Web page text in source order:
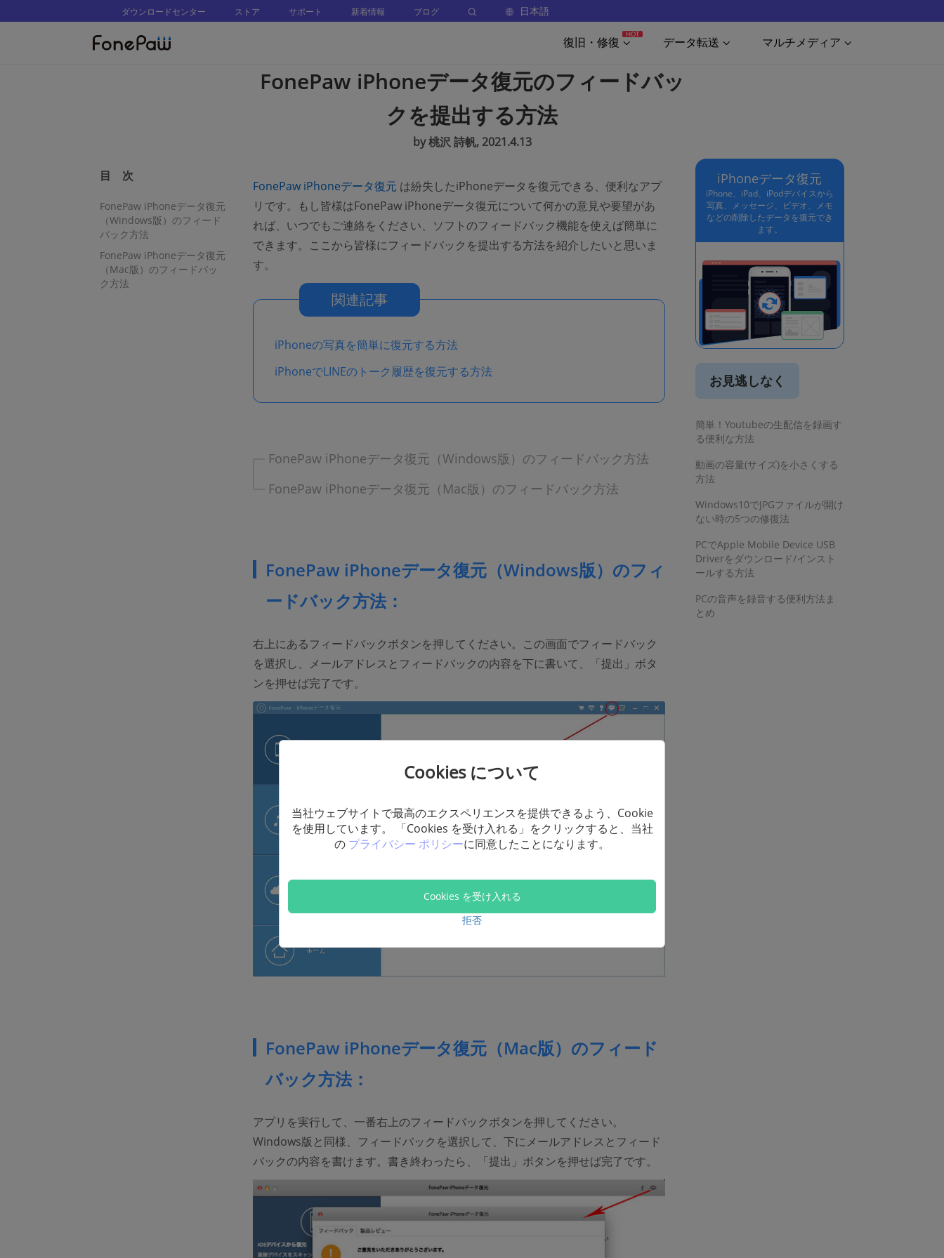
ダウンロードセンター ストア サポート 新着情報 ブログ 日本語
復旧・修復
HOT
データ転送 マルチメディア
FonePaw iPhoneデータ復元のフィードバッ
クを提出する方法
by 桃沢 詩帆, 2021.4.13
目 次
FonePaw iPhoneデータ復元
（Windows版）のフィード
バック方法
FonePaw iPhoneデータ復元
（Mac版）のフィードバッ
ク方法
FonePaw iPhoneデータ復元 (opens new window)
は紛失したiPhoneデータを復元できる、便利なアプ
リです。もし皆様はFonePaw iPhoneデータ復元について何かの意見や要望があ
れば、いつでもご連絡をください、ソフトのフィードバック機能を使えば簡単に
できます。ここから皆様にフィードバックを提出する方法を紹介したいと思いま
す。
関連記事
iPhoneの写真を簡単に復元する方法
iPhoneでLINEのトーク履歴を復元する方法
FonePaw iPhoneデータ復元（Windows版）のフィードバック方法
FonePaw iPhoneデータ復元（Mac版）のフィードバック方法
FonePaw iPhoneデータ復元（Windows版）のフィ
ードバック方法：
右上にあるフィードバックボタンを押してください。この画面でフィードバック
を選択し、メールアドレスとフィードバックの内容を下に書いて、「提出」ボタ
ンを押せば完了です。
FonePaw iPhoneデータ復元（Mac版）のフィード
バック方法：
アプリを実行して、一番右上のフィードバックボタンを押してください。
Windows版と同様、フィードバックを選択して、下にメールアドレスとフィード
バックの内容を書けます。書き終わったら、「提出」ボタンを押せば完了です。
iPhoneデータ復元
iPhone、iPad、iPodデバイスから
写真、メッセージ、ビデオ、メモ
などの削除したデータを復元でき
ます。
お見逃しなく
簡単！Youtubeの生配信を録画す
る便利な方法
動画の容量(サイズ)を小さくする
方法
Windows10でJPGファイルが開け
ない時の5つの修復法
PCでApple Mobile Device USB
Driverをダウンロード/インスト
ールする方法
PCの音声を録音する便利方法ま
とめ
Cookies について
当社ウェブサイトで最高のエクスペリエンスを提供できるよう、Cookie
を使用しています。 「Cookies を受け入れる」をクリックすると、当社
の プライバシー ポリシーに同意したことになります。
Cookies を受け入れる
拒否